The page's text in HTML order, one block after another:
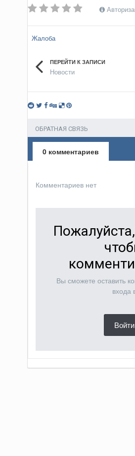
Жалоба
ПЕРЕЙТИ К ЗАПИСИ
Новости
ОБРАТНАЯ СВЯЗЬ
0 комментариев
Комментариев нет
Вы сможете оставить
входа
Войти